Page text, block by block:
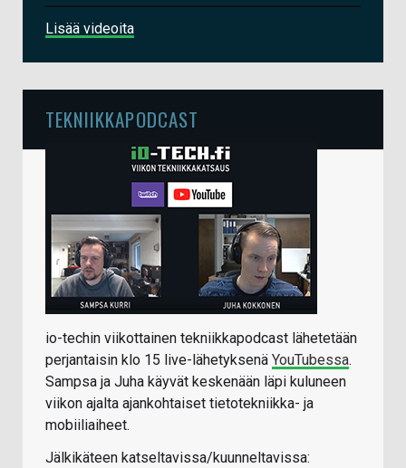
Lisää videoita
TEKNIIKKAPODCAST
io-techin viikottainen tekniikkapodcast lähetetään
perjantaisin klo 15 live-lähetyksenä YouTubessa.
Sampsa ja Juha käyvät keskenään läpi kuluneen
viikon ajalta ajankohtaiset tietotekniikka- ja
mobiiliaiheet.
Jälkikäteen katseltavissa/kuunneltavissa: